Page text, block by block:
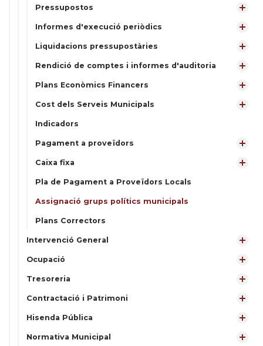
Pressupostos
Informes d'execució periòdics
Liquidacions pressupostàries
Rendició de comptes i informes d'auditoria
Plans Econòmics Financers
Cost dels Serveis Municipals
Indicadors
Pagament a proveïdors
Caixa fixa
Pla de Pagament a Proveïdors Locals
Assignació grups polítics municipals
Plans Correctors
Intervenció General
Ocupació
Tresoreria
Contractació i Patrimoni
Hisenda Pública
Normativa Municipal